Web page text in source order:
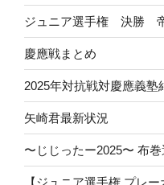
ジュニア選手権 決勝
慶應戦まとめ
2025年対抗戦対慶應義塾
矢崎君最新状況
〜じじったー2025〜 布
【ジュニア選手権 プレ